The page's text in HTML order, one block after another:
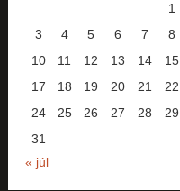
1
3
4 5 6 7 8
10
11 12 13 14 15
17
18 19 20 21 22
24
25 26 27 28 29
31
« júl